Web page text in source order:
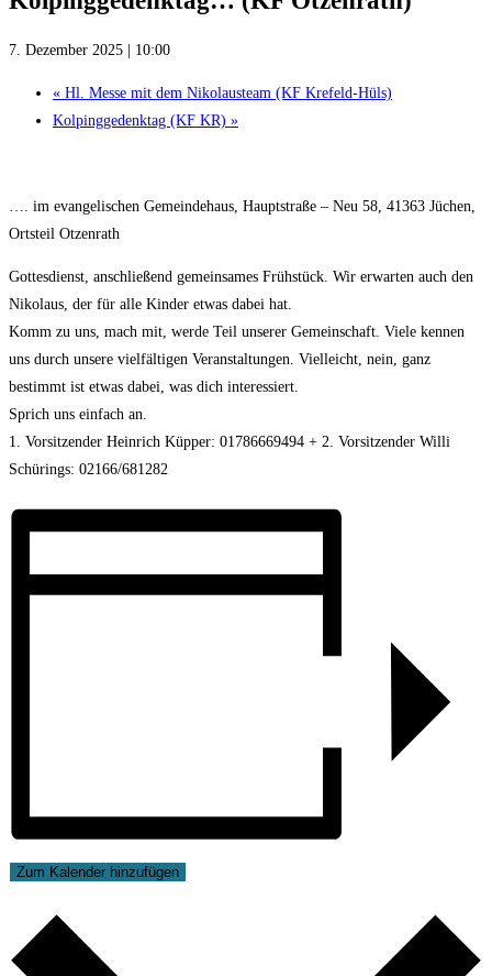
7. Dezember 2025 | 10:00
« Hl. Messe mit dem Nikolausteam (KF Krefeld-Hüls)
Kolpinggedenktag (KF KR) »
…. im evangelischen Gemeindehaus, Hauptstraße – Neu 58, 41363 Jüchen,
Ortsteil Otzenrath
Gottesdienst, anschließend gemeinsames Frühstück. Wir erwarten auch den
Nikolaus, der für alle Kinder etwas dabei hat.
Komm zu uns, mach mit, werde Teil unserer Gemeinschaft. Viele kennen
uns durch unsere vielfältigen Veranstaltungen. Vielleicht, nein, ganz
bestimmt ist etwas dabei, was dich interessiert.
Sprich uns einfach an.
1. Vorsitzender Heinrich Küpper: 01786669494 + 2. Vorsitzender Willi
Schürings: 02166/681282
Zum Kalender hinzufügen